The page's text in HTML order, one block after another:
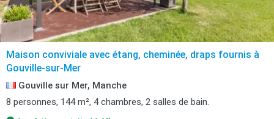
Maison conviviale avec étang, cheminée, draps fournis à
Gouville-sur-Mer
Gouville sur Mer, Manche
8 personnes, 144 m², 4 chambres, 2 salles de bain.